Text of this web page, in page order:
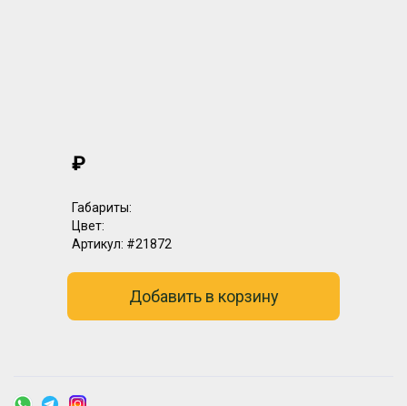
₽
Габариты:
Цвет:
Артикул: #21872
Добавить в корзину